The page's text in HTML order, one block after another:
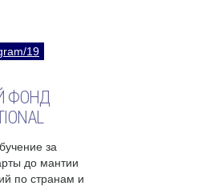
19
ФОНД
за
до мантии
по странам и